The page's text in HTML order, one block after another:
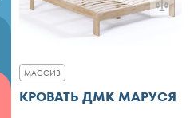
МАССИВ
КРОВАТЬ ДМК МАРУСЯ